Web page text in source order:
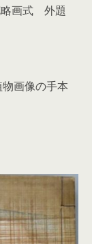
略画式 外題
画像の手本